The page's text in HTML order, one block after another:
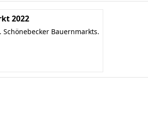
2022
Schönebecker Bauernmarkts.